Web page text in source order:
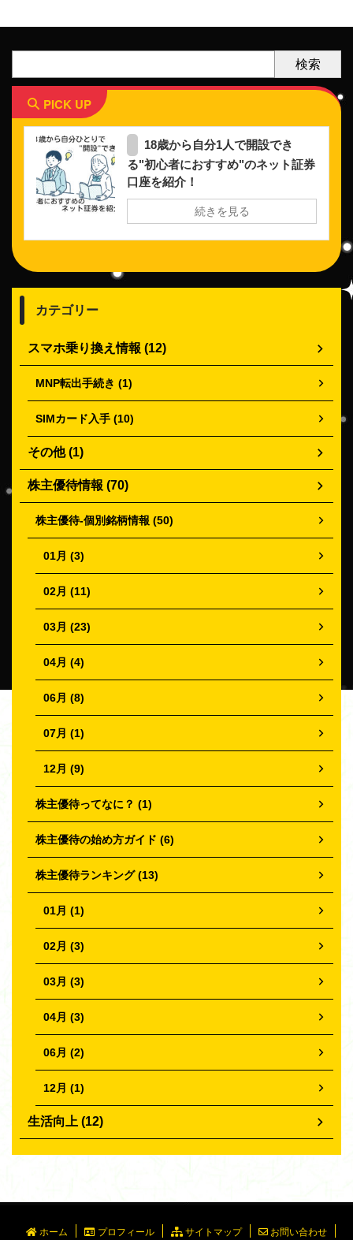
検索
PICK UP
18歳から自分1人で開設でき
る"初心者におすすめ"のネット証券
口座を紹介！
続きを見る
カテゴリー
スマホ乗り換え情報 (12)
MNP転出手続き (1)
SIMカード入手 (10)
その他 (1)
株主優待情報 (70)
株主優待-個別銘柄情報 (50)
01月 (3)
02月 (11)
03月 (23)
04月 (4)
06月 (8)
07月 (1)
12月 (9)
株主優待ってなに？ (1)
株主優待の始め方ガイド (6)
株主優待ランキング (13)
01月 (1)
02月 (3)
03月 (3)
04月 (3)
06月 (2)
12月 (1)
生活向上 (12)
ホーム プロフィール サイトマップ お問い合わせ